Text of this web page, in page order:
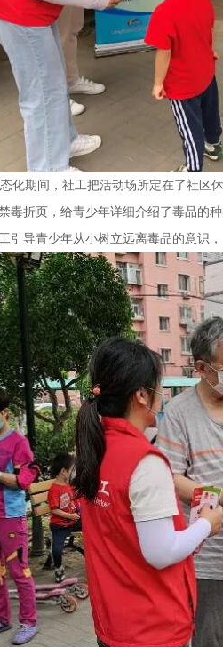
化期间，社工把活动场所定在了社区
毒折页，给青少年详细介绍了毒品的
引导青少年从小树立远离毒品的意识